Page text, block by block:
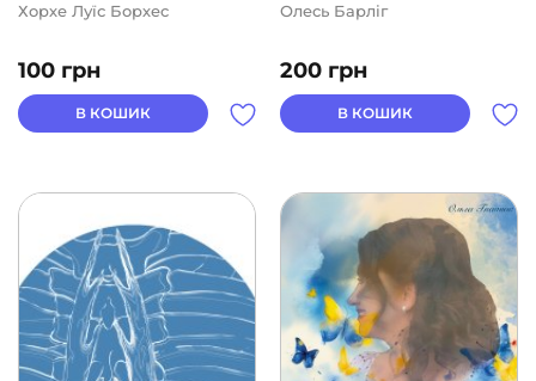
100 грн
Хорхе Луїс Борхес
В КОШИК
200 грн
Олесь Барліг
В КОШИК